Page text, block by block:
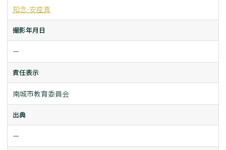
知念-安座真
撮影年月日
ー
責任表示
南城市教育委員会
出典
ー